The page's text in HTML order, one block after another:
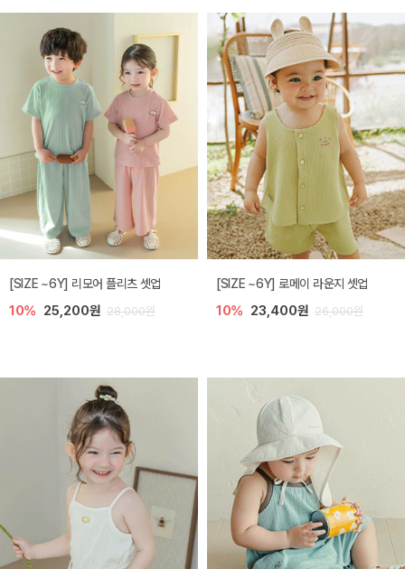
[SIZE ~6Y] 리모어 플리츠 셋업
10% 25,200원 28,000원
[SIZE ~6Y] 로메이 라운지 셋업
10% 23,400원 26,000원